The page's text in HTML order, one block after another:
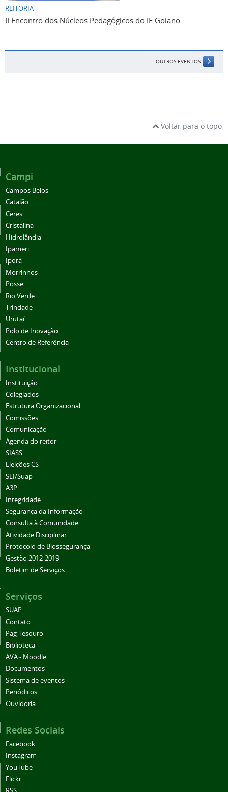
REITORIA
II Encontro dos Núcleos Pedagógicos do IF Goiano
OUTROS EVENTOS
Voltar para o topo
Campi
Campos Belos
Catalão
Ceres
Cristalina
Hidrolândia
Ipameri
Iporá
Morrinhos
Posse
Rio Verde
Trindade
Urutaí
Polo de Inovação
Centro de Referência
Institucional
Instituição
Colegiados
Estrutura Organizacional
Comissões
Comunicação
Agenda do reitor
SIASS
Eleições CS
SEI/Suap
A3P
Integridade
Segurança da Informação
Consulta à Comunidade
Atividade Disciplinar
Protocolo de Biossegurança
Gestão 2012-2019
Boletim de Serviços
Serviços
SUAP
Contato
Pag Tesouro
Biblioteca
AVA - Moodle
Documentos
Sistema de eventos
Periódicos
Ouvidoria
Redes Sociais
Facebook
Instagram
YouTube
Flickr